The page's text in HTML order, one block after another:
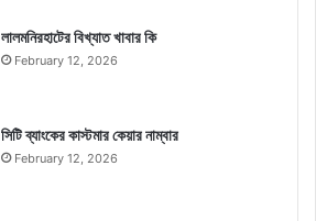
লালমনিরহাটের বিখ্যাত খাবার কি
February 12, 2026
সিটি ব্যাংকের কাস্টমার কেয়ার নাম্বার
February 12, 2026